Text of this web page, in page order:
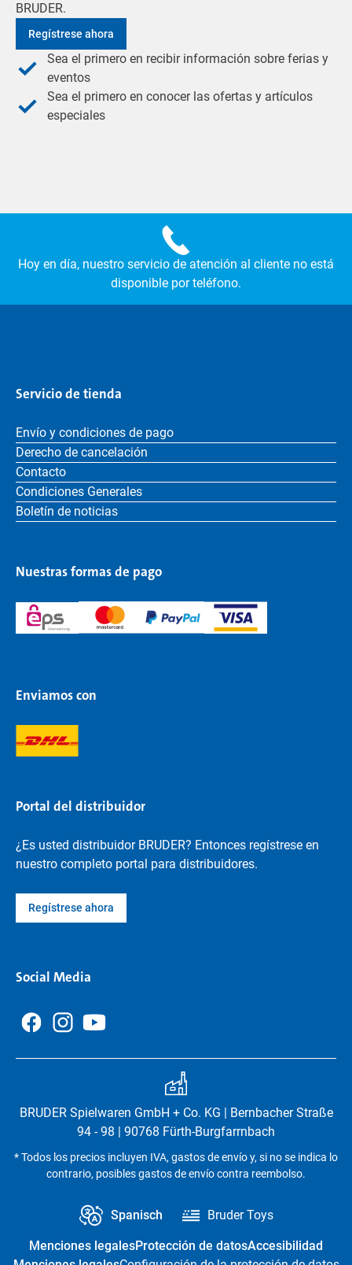
BRUDER.
Regístrese ahora
Sea el primero en recibir información sobre ferias y
eventos
Sea el primero en conocer las ofertas y artículos
especiales
Hoy en día, nuestro servicio de atención al cliente no está
disponible por teléfono.
Servicio de tienda
Envío y condiciones de pago
Derecho de cancelación
Contacto
Condiciones Generales
Boletín de noticias
Nuestras formas de pago
Enviamos con
Portal del distribuidor
¿Es usted distribuidor BRUDER? Entonces regístrese en
nuestro completo portal para distribuidores.
Regístrese ahora
Social Media
BRUDER Spielwaren GmbH + Co. KG | Bernbacher Straße
94 - 98 | 90768 Fürth-Burgfarrnbach
* Todos los precios incluyen IVA, gastos de envío y, si no se indica lo
contrario, posibles gastos de envío contra reembolso.
Spanisch Bruder Toys
Menciones legalesProtección de datosAccesibilidad